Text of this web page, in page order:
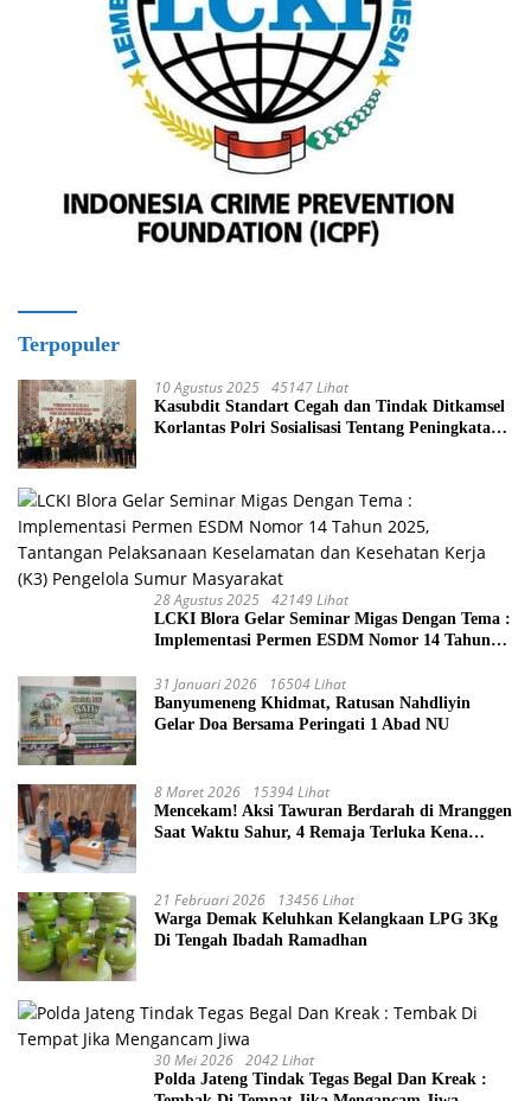
Terpopuler
10 Agustus 2025 45147 Lihat
Kasubdit Standart Cegah dan Tindak Ditkamsel
Korlantas Polri Sosialisasi Tentang Peningkatan
28 Agustus 2025 42149 Lihat
LCKI Blora Gelar Seminar Migas Dengan Tema :
Implementasi Permen ESDM Nomor 14 Tahun
Kesehatan Kerja (K3) Pengelola Sumur
Masyarakat
31 Januari 2026 16504 Lihat
Banyumeneng Khidmat, Ratusan Nahdliyin
Gelar Doa Bersama Peringati 1 Abad NU
8 Maret 2026 15394 Lihat
Mencekam! Aksi Tawuran Berdarah di Mranggen
Saat Waktu Sahur, 4 Remaja Terluka Kena
21 Februari 2026 13456 Lihat
Warga Demak Keluhkan Kelangkaan LPG 3Kg
Di Tengah Ibadah Ramadhan
30 Mei 2026 2042 Lihat
Polda Jateng Tindak Tegas Begal Dan Kreak :